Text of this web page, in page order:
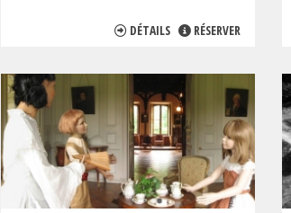
DÉTAILS RÉSERVER